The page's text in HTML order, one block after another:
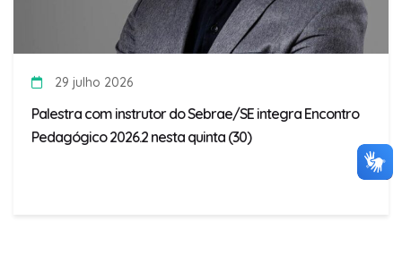
29 julho 2026
Palestra com instrutor do Sebrae/SE integra Encontro
Pedagógico 2026.2 nesta quinta (30)